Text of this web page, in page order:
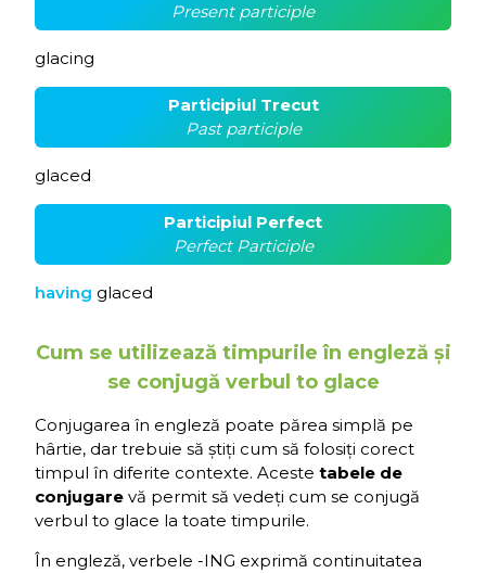
Present participle
glacing
Participiul Trecut
Past participle
glaced
Participiul Perfect
Perfect Participle
having glaced
Cum se utilizează timpurile în engleză și
se conjugă verbul to glace
Conjugarea în engleză poate părea simplă pe
hârtie, dar trebuie să știți cum să folosiți corect
timpul în diferite contexte. Aceste tabele de
conjugare vă permit să vedeți cum se conjugă
verbul to glace la toate timpurile.
În engleză, verbele -ING exprimă continuitatea